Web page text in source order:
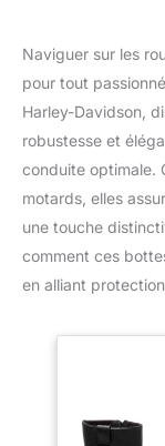
Naviguer sur les
pour tout
Harley-Davidson,
robustesse et
conduite optimale.
motards, elles
une touche
comment ces
en alliant